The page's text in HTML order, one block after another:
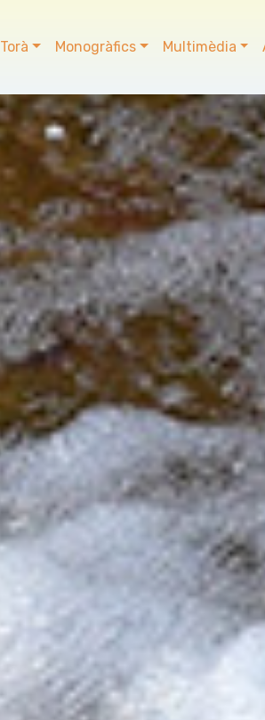
Torà Monogràfics Multimèdia